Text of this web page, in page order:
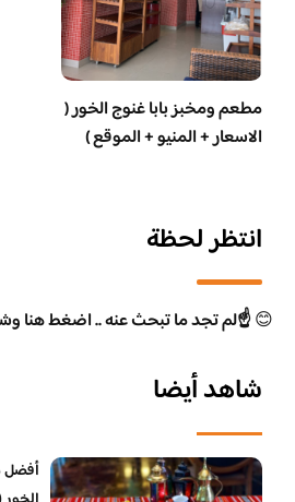
مطعم ومخبز بابا غنوج الخور (
الاسعار + المنيو + الموقع )
انتظر لحظة
😊☝️لم تجد ما تبحث عنه .. اضغط هنا
شاهد أيضا
أفضل